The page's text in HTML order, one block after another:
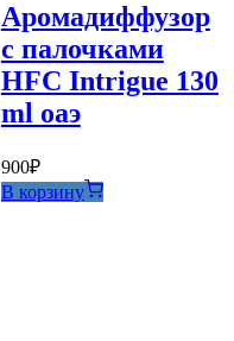
Аромадиффузор
с палочками
HFC Intrigue 130
ml оаэ
900₽
В корзину